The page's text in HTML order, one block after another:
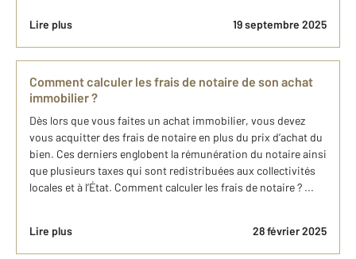
Lire plus 19 septembre 2025
Comment calculer les frais de notaire de son achat
immobilier ?
Dès lors que vous faites un achat immobilier, vous devez
vous acquitter des frais de notaire en plus du prix d’achat du
bien. Ces derniers englobent la rémunération du notaire ainsi
que plusieurs taxes qui sont redistribuées aux collectivités
locales et à l’État. Comment calculer les frais de notaire ? ...
Lire plus 28 février 2025